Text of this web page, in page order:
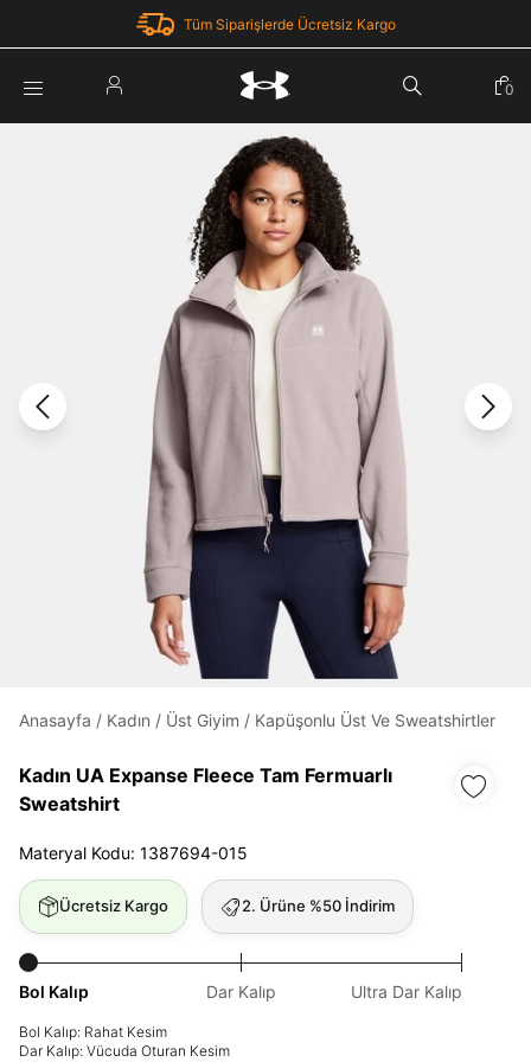
Tüm Siparişlerde Ücretsiz Kargo
Şifremi Unuttum
Giriş Yap
Under Armour'da yeni misiniz? Kayıt Ol
Üye Olmadan Devam Et
0
Anasayfa / Kadın / Üst Giyim / Kapüşonlu Üst Ve Sweatshirtler
Kadın UA Expanse Fleece Tam Fermuarlı
Sweatshirt
Materyal Kodu: 1387694-015
Ücretsiz Kargo 2. Ürüne %50 İndirim
Bol Kalıp Dar Kalıp Ultra Dar Kalıp
Bol Kalıp: Rahat Kesim
Dar Kalıp: Vücuda Oturan Kesim
Parola Yenileme
Parolayı Yenile
Giriş Sayfasına Dön
Zaten hesabın var mı? Giriş yap
Daha hızlı ödeme. Hızlı sipariş takibi.
göster